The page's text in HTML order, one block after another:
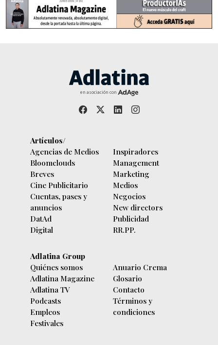
en asociación con
Artículos/
Agencias de Medios
Bloomclouds
Breves
Cine Publicitario
Cuentas, pases y
anuncios
DatAd
Digital
Inspiradores
Management
Marketing
Medios
Negocios
New directors
Publicidad
RR.PP.
Adlatina Group
Quiénes somos
Adlatina Magazine
Adlatina TV
Podcasts
Empleos
Festivales
Anuario Crema
Glosario
Contacto
Términos y
condiciones